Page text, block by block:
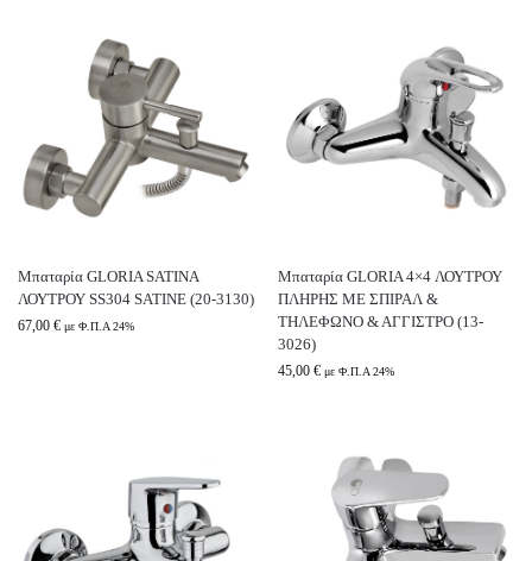
Μπαταρία GLORIA SATINA
ΛΟΥΤΡΟΥ SS304 SATINE (20-3130)
67,00 € με Φ.Π.Α 24%
Μπαταρία GLORIA 4×4 ΛΟΥΤΡΟΥ
ΠΛΗΡΗΣ ΜΕ ΣΠΙΡΑΛ &
ΤΗΛΕΦΩΝΟ & ΑΓΓΙΣΤΡΟ (13-
3026)
45,00 € με Φ.Π.Α 24%